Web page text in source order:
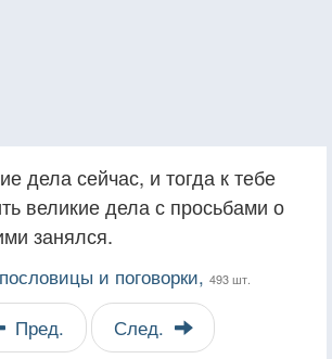
дела сейчас, и тогда к тебе
великие дела с просьбами о
занялся.
и поговорки, 493 шт.
Пред. След.